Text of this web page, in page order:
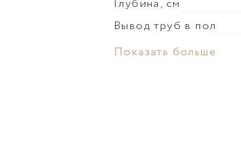
Глубина, см
Вывод труб в пол
Материал раковины
Показать больше